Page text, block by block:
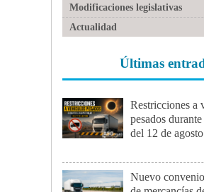
Modificaciones legislativas
Actualidad
Últimas
Restricciones a
pesados
del 12 de agosto
Nuevo